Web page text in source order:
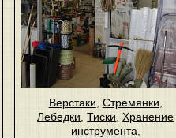
Верстаки Стремянки
Лебедки ,Тиски ,Хранение
инструмента